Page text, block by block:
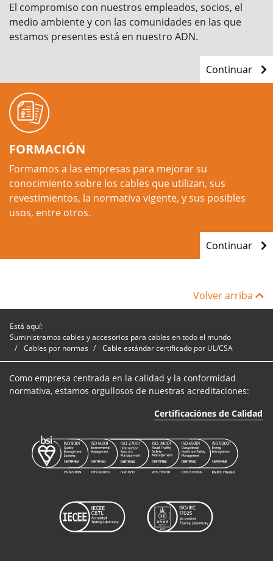
El compromiso con nuestros empleados, socios, el
medio ambiente y con las comunidades en las que
estamos presentes está en nuestro ADN.
Continuar
FORMACIÓN
Formamos a las empresas para mejorar su
conocimiento sobre los cables que utilizan, sus
revestimientos, la normativa vigente, y sus posibles
usos, entre otros.
Continuar
Volver arriba
Está aquí:
Suministramos cables y accesorios para cables en todo el mundo
Cables por normas
Cable estándar certificado por UL/CSA
Como empresa centrada en la calidad y la conformidad
normativa, estamos orgullosos de nuestras acreditaciones:
Certificaciónes de Calidad